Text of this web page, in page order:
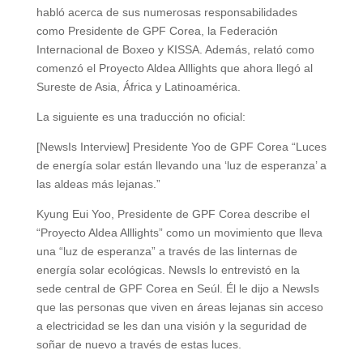
habló acerca de sus numerosas responsabilidades
como Presidente de GPF Corea, la Federación
Internacional de Boxeo y KISSA. Además, relató como
comenzó el Proyecto Aldea Alllights que ahora llegó al
Sureste de Asia, África y Latinoamérica.
La siguiente es una traducción no oficial:
[NewsIs Interview] Presidente Yoo de GPF Corea “Luces
de energía solar están llevando una ‘luz de esperanza’ a
las aldeas más lejanas.”
Kyung Eui Yoo, Presidente de GPF Corea describe el
“Proyecto Aldea Alllights” como un movimiento que lleva
una “luz de esperanza” a través de las linternas de
energía solar ecológicas. NewsIs lo entrevistó en la
sede central de GPF Corea en Seúl. Él le dijo a NewsIs
que las personas que viven en áreas lejanas sin acceso
a electricidad se les dan una visión y la seguridad de
soñar de nuevo a través de estas luces.